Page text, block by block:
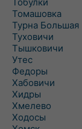
Томашовка
Турна Большая
Туховичи
Тышковичи
Утес
Федоры
Хабовичи
Хидры
Хмелево
Ходосы